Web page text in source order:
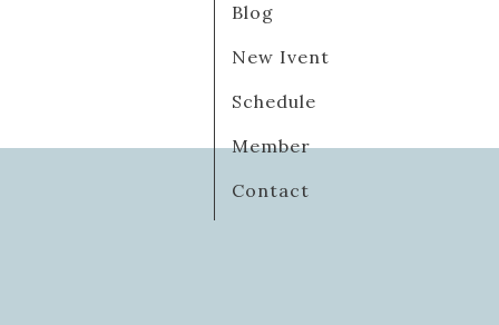
Blog
New Ivent
Schedule
Member
Contact